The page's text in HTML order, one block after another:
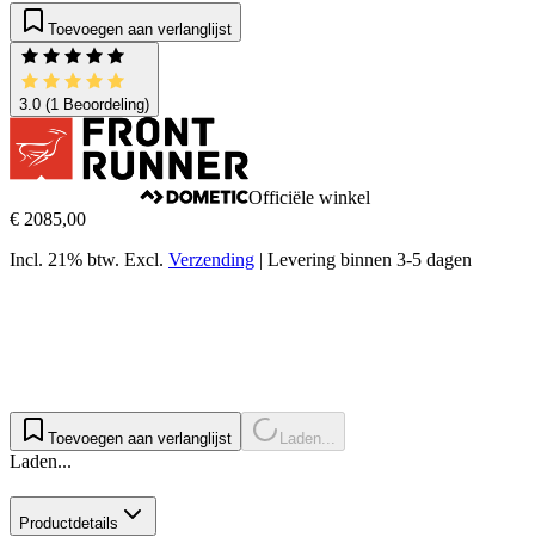
Toevoegen aan verlanglijst
3.0 (1 Beoordeling)
Officiële winkel
€ 2085,00
Incl. 21% btw. Excl. Verzending | Levering binnen 3-5 dagen
Toevoegen aan verlanglijst Laden...
Laden...
Productdetails